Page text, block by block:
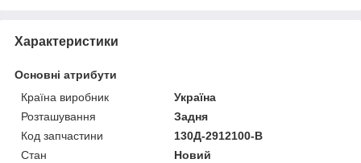
Характеристики
Основні атрибути
Країна виробник
Україна
Розташування
Задня
Код запчастини
130Д-2912100-В
Стан
Новий